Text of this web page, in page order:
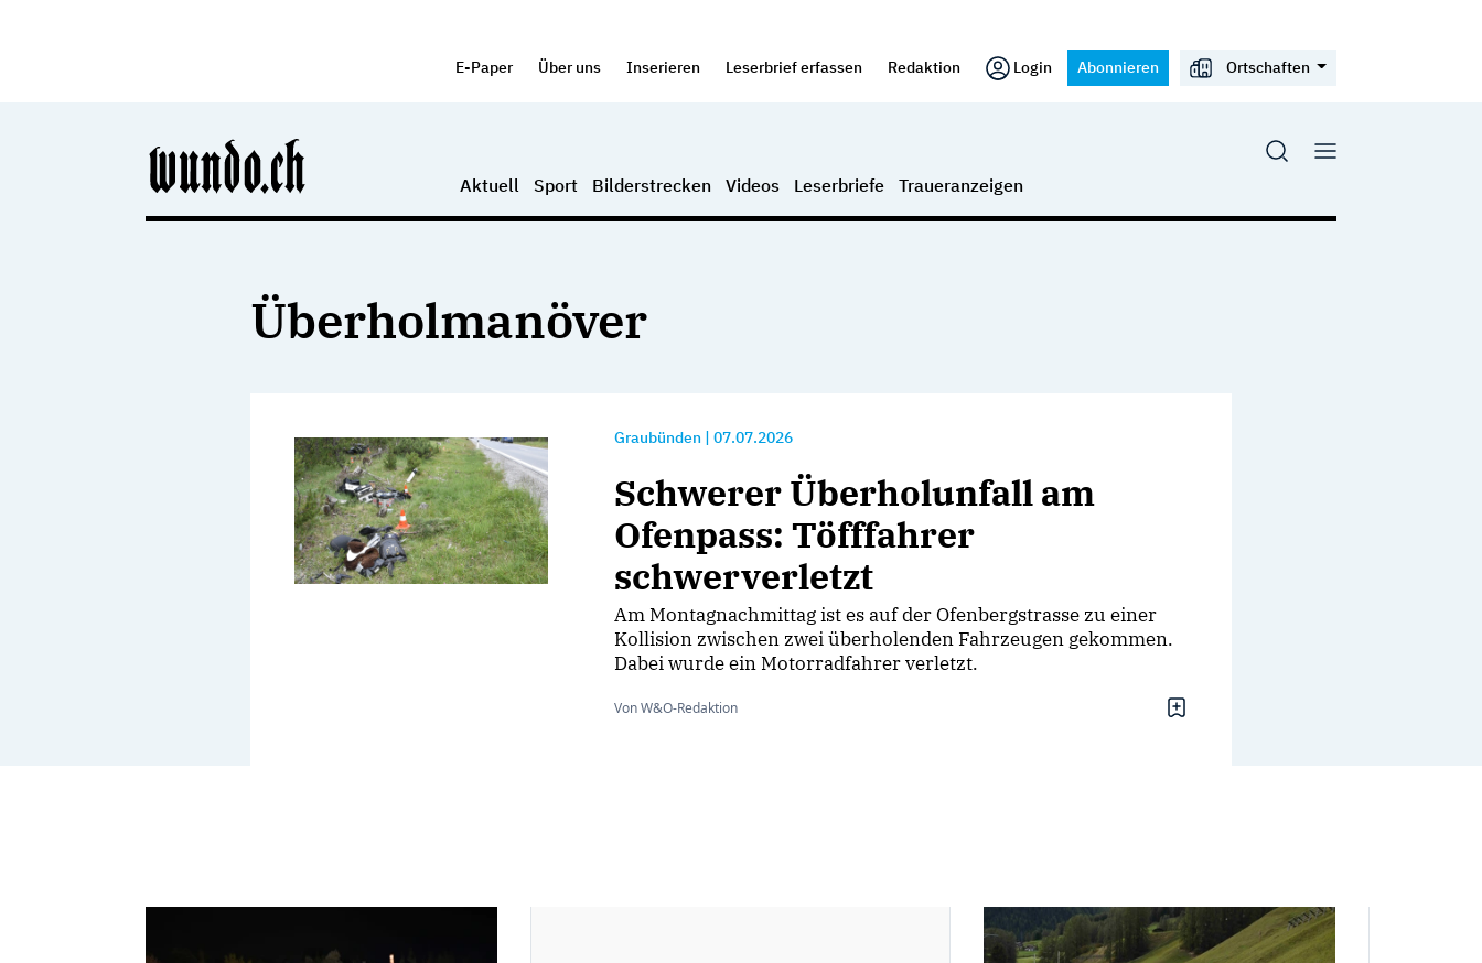
E-Paper Über uns Inserieren Leserbrief erfassen Redaktion Login Abonnieren Ortschaften
Aktuell Sport Bilderstrecken Videos Leserbriefe Traueranzeigen
Überholmanöver
Graubünden 07.07.2026
Schwerer Überholunfall am
Ofenpass: Töfffahrer
schwerverletzt
Am Montagnachmittag ist es auf der Ofenbergstrasse zu einer
Kollision zwischen zwei überholenden Fahrzeugen gekommen.
Dabei wurde ein Motorradfahrer verletzt.
Von W&O-Redaktion